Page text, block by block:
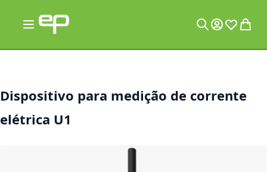
Pular para o conteúdo
Alternar Nav
Minha Conta
Lista de
Meu
Dispositivo para medição de corrente
elétrica U1